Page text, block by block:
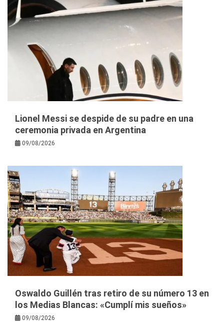
Lionel Messi se despide de su padre en una
ceremonia privada en Argentina
09/08/2026
Oswaldo Guillén tras retiro de su número 13 en
los Medias Blancas: «Cumplí mis sueños»
09/08/2026